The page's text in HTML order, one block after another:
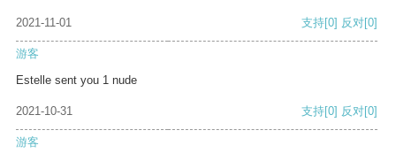
2021-11-01 支持[0] 反对[0]
游客
Estelle sent you 1 nude
2021-10-31 支持[0] 反对[0]
游客